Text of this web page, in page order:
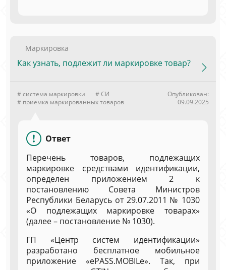
Маркировка
Как узнать, подлежит ли маркировке товар?
# система маркировки
# СИ
# приемка маркированных товаров
Опубликован:
09.09.2025
Ответ
Перечень товаров, подлежащих
маркировке средствами идентификации,
определен приложением 2 к
постановлению Совета Министров
Республики Беларусь от 29.07.2011 № 1030
«О подлежащих маркировке товарах»
(далее – постановление № 1030).
ГП «Центр систем идентификации»
разработано бесплатное мобильное
приложение «ePASS.MOBILe». Так, при